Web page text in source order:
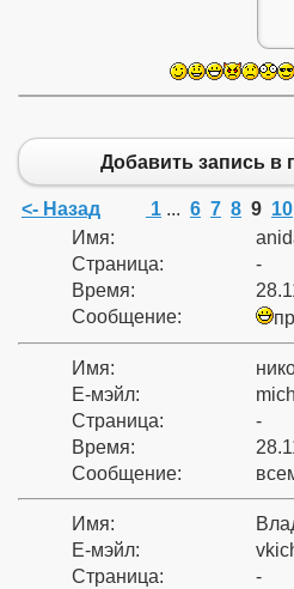
Добавить запись в
<- Назад 1 ... 6 7 8 9 10
Имя:
Страница:
-
Время:
Сообщение:
Имя:
Е-мэйл:
Страница:
-
Время:
Сообщение:
Имя:
Е-мэйл:
Страница:
-